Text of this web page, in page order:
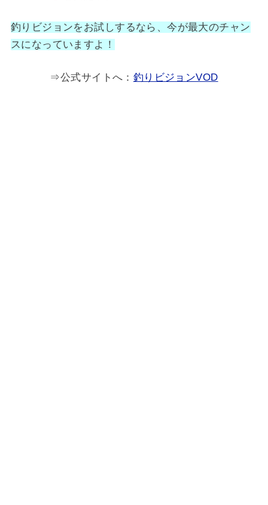
釣りビジョンをお試しするなら、今が最大のチャン
スになっていますよ！
⇒公式サイトへ： 釣りビジョンVOD